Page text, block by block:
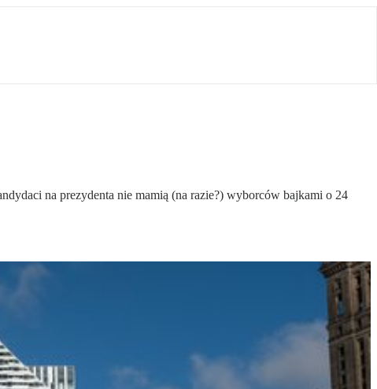
na prezydenta nie mamią (na razie?) wyborców bajkami o 24